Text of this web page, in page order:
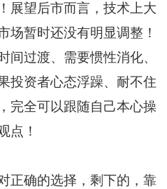
展望后市而言，技术上大
场暂时还没有明显调整！
间过渡、需要惯性消化、
投资者心态浮躁、耐不住
完全可以跟随自己本心操
点！
确的选择，剩下的，靠